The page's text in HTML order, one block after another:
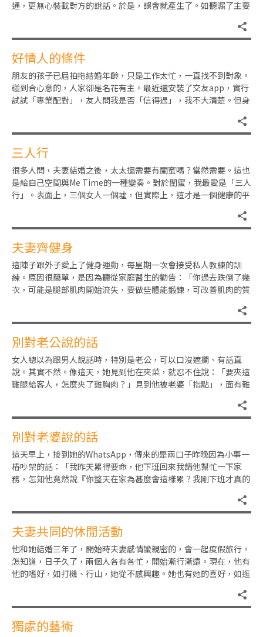
通，更無心裝載對方的說話。於是，誤會就產生了。如聽漏了主要
好情人的條件
朋友的孩子已屆拍拖結婚年齡，只是工作太忙，一直找不到對象。
碰到合心意的，人家卻是名花有主。最近還安裝了交友app，實行
試試「專業配對」，友人問我是否「信得過」，我不大清楚。但身
三人行
很多人問，夫妻結婚之後，太太還需要有閨蜜嗎？當然需要。這也
是給自己空間與Me Time的一種變奏。對於閨蜜，我最愛是「三人
行」。表面上，三個女人一個墟，但實際上，這才是一個健康的平
夫妻齊健身
這陣子跟外子愛上了健身運動，每星期一次會接受私人教練的訓
練。原因很簡單，是因為聽從家庭醫生的勸告：「你過去跌倒了幾
次，可能是腿部肌肉開始流失，要做些體能鍛鍊，可改善肌肉的質
別對老公說的話
女人總以為跟男人說話時，特別是老公，可以口沒遮攔、有話直
說。其實不然。像這天，她見到他在夾菜，就忍不住說：「要夾這
雞腿給客人，怎麼夾了雞胸肉？」見到他被老婆「指點」，面有難
別對老婆說的話
這天早上，接到她的WhatsApp，傳來的是兩口子昨晚因為小事一
樁吵架的話：「我昨天累得要命，他下班回來我請他幫忙一下家
務，怎知他竟然說『你整天在家為甚麼會這樣累？我剛下班才真的
夫妻共同的休閒活動
他和她結婚三年了，開始時夫妻感情蠻親密的，會一起度假旅行。
怎知道，日子久了，兩個人各有各忙，開始漸行漸遠。現在，他有
他的嗜好，如打機、行山，她從不感興趣。她也有她的喜好，如逛
獨處的藝術